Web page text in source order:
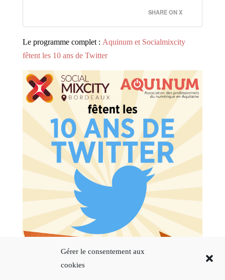
Gérer le consentement aux
cookies
SHARE ON X
Le programme complet : Aquinum et Socialmixcity
fêtent les 10 ans de Twitter